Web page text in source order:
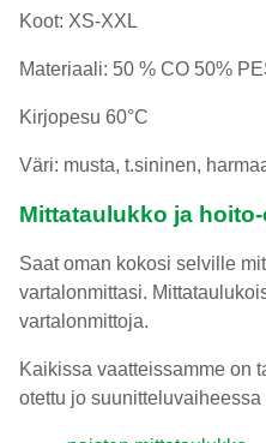
Koot: XS-XXL
Materiaali: 50 % CO 50%
Kirjopesu 60°C
Väri: musta, t.sininen,
Mittataulukko ja
Saat oman kokosi selville
vartalonmittasi.
vartalonmittoja.
Kaikissa vaatteissamme on
otettu jo suunitteluvaiheessa